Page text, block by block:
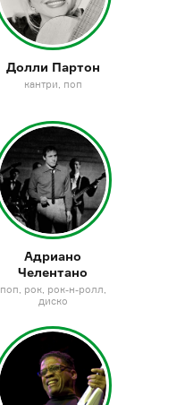
Долли Партон
кантри поп
Адриано
Челентано
поп рок рок-н-ролл
диско